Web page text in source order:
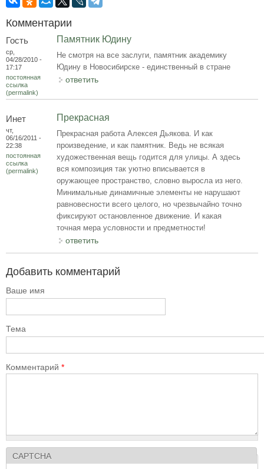
Комментарии
Гость
ср,
04/28/2010 -
17:17
постоянная
ссылка
(permalink)
Памятник Юдину
Не смотря на все заслуги, памятник академику
Юдину в Новосибирске - единственный в стране
ответить
Инет
чт,
06/16/2011 -
22:38
постоянная
ссылка
(permalink)
Прекрасная
Прекрасная работа Алексея Дьякова. И как
произведение, и как памятник. Ведь не всякая
художественная вещь годится для улицы. А здесь
вся композиция так уютно вписывается в
оружающее пространство, словно выросла из него.
Минимальные динамичные элементы не нарушают
равновесности всего целого, но чрезвычайно точно
фиксируют остановленное движение. И какая
точная мера условности и предметности!
ответить
Добавить комментарий
Ваше имя
Тема
Комментарий *
CAPTCHA